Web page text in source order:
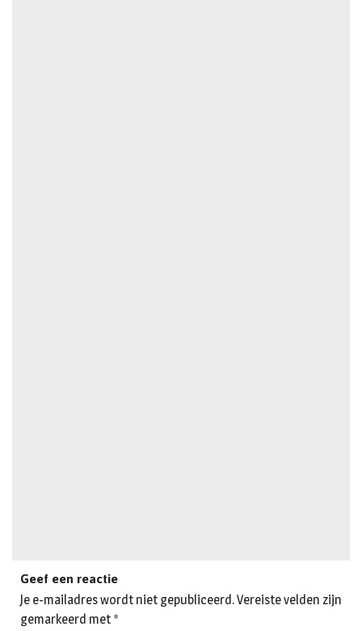
Geef een reactie
Je e-mailadres wordt niet gepubliceerd.Vereiste velden zijn
gemarkeerd met *